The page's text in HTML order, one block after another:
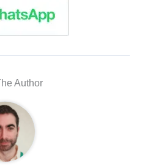
Author